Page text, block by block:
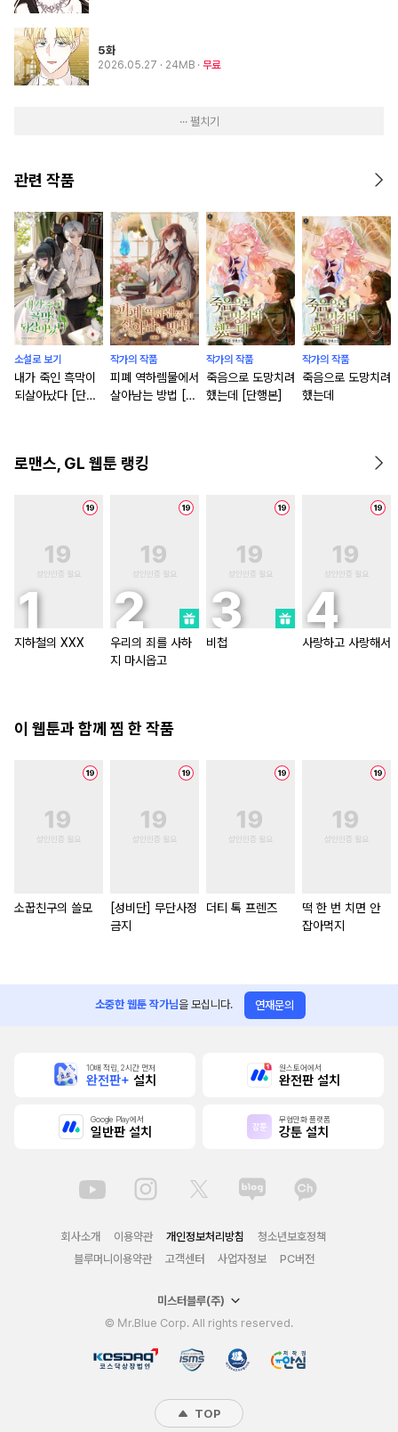
5화
2026.05.27 · 24MB 무료
··· 펼치기
관련 작품
소설로 보기
내가 죽인 흑막이
되살아났다 [단행
작가의 작품
피폐 역하렘물에서
살아남는 방법 [단
작가의 작품
죽음으로 도망치려
했는데 [단행본]
작가의 작품
죽음으로 도망치려
했는데
로맨스, GL 웹툰 랭킹
지하철의 XXX
우리의 죄를 사하
지 마시옵고
비첩 사랑하고 사랑해서
이 웹툰과 함께 찜 한 작품
소꿉친구의 쓸모
[성비단] 무단사정
금지
더티 톡 프렌즈
떡 한 번 치면 안
잡아먹지
소중한 웹툰 작가님을 모십니다. 연재문의
10배 적립, 2시간 먼저
완전판+ 설치
원스토어에서
완전판 설치
Google Play에서
일반판 설치
무협만화 플랫폼
강툰 설치
회사소개 이용약관 개인정보처리방침
청소년보호정책
블루머니이용약관
고객센터 사업자정보 PC버전
미스터블루(주)
© Mr.Blue Corp. All rights reserved.
TOP